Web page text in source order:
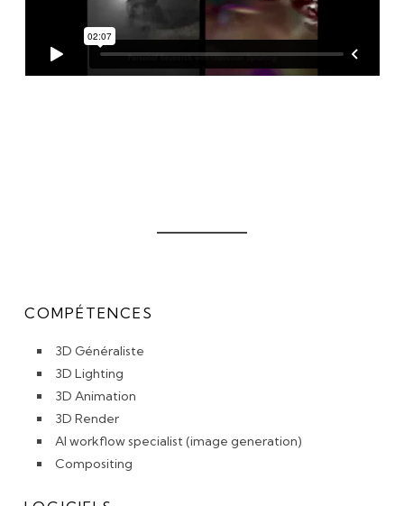
COMPÉTENCES
3D Généraliste
3D Lighting
3D Animation
3D Render
AI workflow specialist (image generation)
Compositing